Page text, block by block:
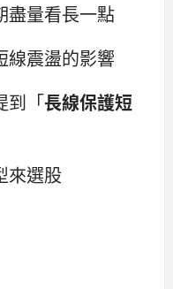
盡量看長一點
線震盪的影響
到「長線保護短
來選股